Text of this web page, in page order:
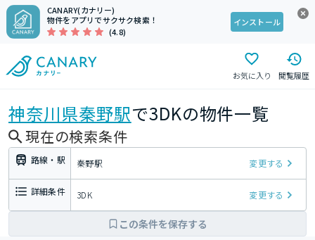
CANARY(カナリー)
物件をアプリでサクサク検索！
(4.8)
インストール
お気に入り 閲覧履歴
神奈川県秦野駅で3DKの物件一覧
現在の検索条件
路線・駅 秦野駅 変更する
詳細条件 3DK 変更する
この条件を保存する